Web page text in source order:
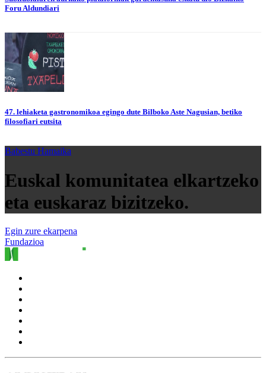
Foru Aldundiari
47. lehiaketa gastronomikoa egingo dute Bilboko Aste Nagusian, betiko
filosofiari eutsita
Babestu Hamaika
Euskal komunitatea elkartzeko
eta euskaraz bizitzeko.
Egin zure ekarpena
Fundazioa